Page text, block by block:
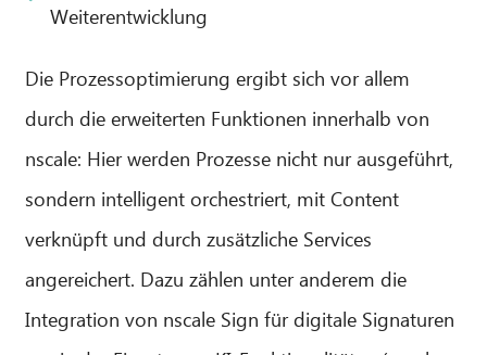
Weiterentwicklung
Die Prozessoptimierung ergibt sich vor allem
durch die erweiterten Funktionen innerhalb von
nscale: Hier werden Prozesse nicht nur ausgeführt,
sondern intelligent orchestriert, mit Content
verknüpft und durch zusätzliche Services
angereichert. Dazu zählen unter anderem die
Integration von nscale Sign für digitale Signaturen